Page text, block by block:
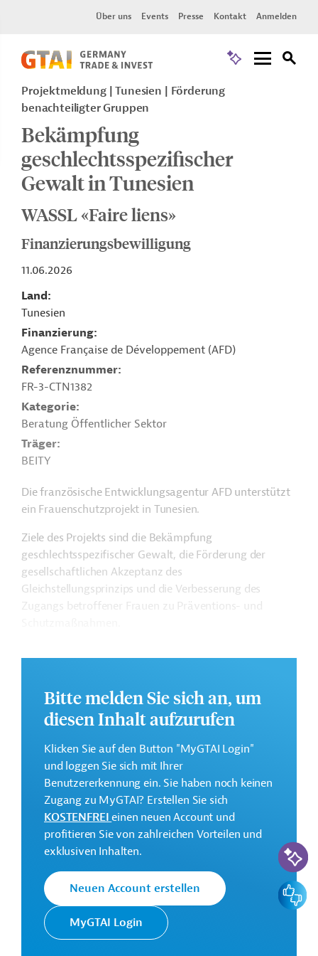
Über uns Events Presse Kontakt Anmelden
Projektmeldung Tunesien
Förderung
benachteiligter Gruppen
Bekämpfung
geschlechtsspezifischer
Gewalt in Tunesien
WASSL «Faire liens»
Finanzierungsbewilligung
11.06.2026
Land
Tunesien
Finanzierung
Agence Française de Développement (AFD)
Referenznummer
FR-3-CTN1382
Kategorie
Beratung Öffentlicher Sektor
Träger
BEITY
Die französische Entwicklungsagentur AFD unterstützt
ein Frauenschutzprojekt in Tunesien.
Ziele des Projekts sind die Bekämpfung
geschlechtsspezifischer Gewalt, die Förderung der
gesellschaftlichen Akzeptanz des
Gleichstellungsprinzips und die Verbesserung des
Zugangs betroffener Frauen zu Präventions- und
finden Sie auf derWebseite der AFD
.
GTAI informiert über dieAFD: Schwerpunkte,
Geschäftsanbahnung.
Gesamtkosten:
0,9 Millionen Euro
Geberbeitrag:
0,8 Millionen Euro (Zuschuss)
Kontaktadressen
Bitte melden Sie sich an, um
diesen Inhalt aufzurufen
Klicken Sie auf den Button "MyGTAI Login"
und loggen Sie sich mit Ihrer
Benutzererkennung ein. Sie haben noch keinen
Zugang zu MyGTAI? Erstellen Sie sich
KOSTENFREIeinen neuen Account und
profitieren Sie von zahlreichen Vorteilen und
exklusiven Inhalten.
Neuen Account erstellen
MyGTAI Login
KI-